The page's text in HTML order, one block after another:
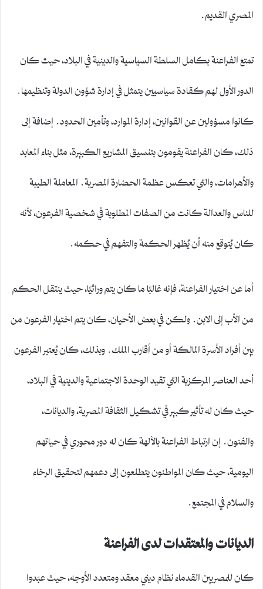
المصري القديم.
تمتع الفراعنة بكامل السلطة السياسية والدينية في البلاد، حيث كان
الدور الأول لهم كقادة سياسيين يتمثل في إدارة شؤون الدولة وتنظيمها.
كانوا مسؤولين عن القوانين، إدارة الموارد، وتأمين الحدود. إضافة إلى
ذلك، كان الفراعنة يقومون بتنسيق المشاريع الكبيرة، مثل بناء المعابد
والأهرامات، والتي تعكس عظمة الحضارة المصرية. المعاملة الطيبة
للناس والعدالة كانت من الصفات المطلوبة في شخصية الفرعون، لأنه
كان يُتوقع منه أن يُظهر الحكمة والتفهم في حكمه.
أما عن اختيار الفراعنة، فإنه غالبًا ما كان يتم وراثيًا، حيث ينتقل الحكم
من الأب إلى الابن. ولكن في بعض الأحيان، كان يتم اختيار الفرعون من
بين أفراد الأسرة المالكة أو من أقارب الملك. وبذلك، كان يُعتبر الفرعون
أحد العناصر المركزية التي تقيد الوحدة الاجتماعية والدينية في البلاد،
حيث كان له تأثير كبير في تشكيل الثقافة المصرية، والديانات،
والفنون. إن ارتباط الفراعنة بالآلهة كان له دور محوري في حياتهم
اليومية، حيث كان المواطنون يتطلعون إلى دعمهم لتحقيق الرخاء
والسلام في المجتمع.
الديانات والمعتقدات لدى الفراعنة
كان للمصريين القدماء نظام ديني معقد ومتعدد الأوجه، حيث عبَدوا